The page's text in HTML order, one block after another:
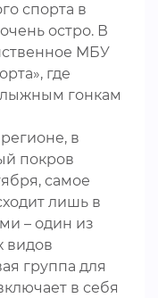
спорта в
остро. В
МБУ
где
лыжным гонкам
в
покров
самое
лишь в
– один из
видов
группа для
в себя